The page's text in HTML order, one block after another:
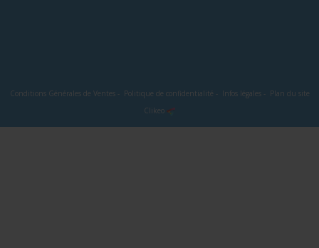
Conditions Générales de Ventes- Politique de confidentialité - Infos légales- Plan du site
Clikeo